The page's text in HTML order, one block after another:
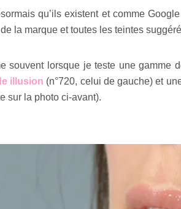
qu’ils existent et comme
la marque et toutes les teintes
souvent lorsque je teste une gamme
illusion (n°720, celui de gauche) et
sur la photo ci-avant).